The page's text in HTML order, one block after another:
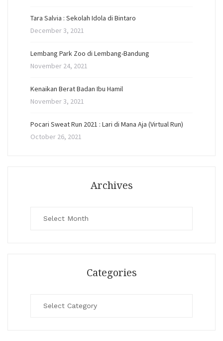
Tara Salvia : Sekolah Idola di Bintaro
December 3, 2021
Lembang Park Zoo di Lembang-Bandung
November 24, 2021
Kenaikan Berat Badan Ibu Hamil
November 3, 2021
Pocari Sweat Run 2021 : Lari di Mana Aja (Virtual Run)
October 26, 2021
Archives
Categories